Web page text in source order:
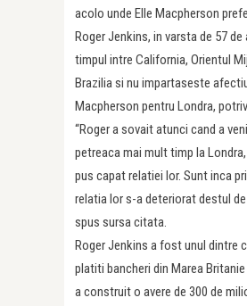
acolo unde Elle Macpherson
Roger Jenkins, in varsta de 57
timpul intre California, Orientul
Brazilia si nu impartaseste
Macpherson pentru Londra,
“Roger a sovait atunci cand a
petreaca mai mult timp la
pus capat relatiei lor. Sunt inca
relatia lor s-a deteriorat destul de
spus sursa citata.
Roger Jenkins a fost unul dintre
platiti bancheri din Marea
a construit o avere de 300 de